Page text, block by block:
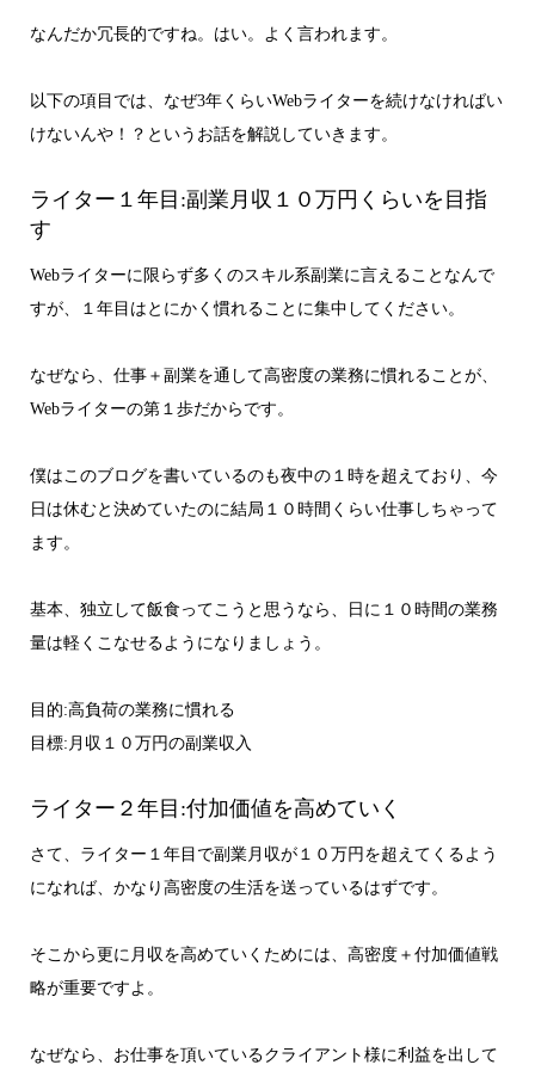
なんだか冗長的ですね。はい。よく言われます。
以下の項目では、なぜ3年くらいWebライターを続けなければい
けないんや！？というお話を解説していきます。
ライター１年目:副業月収１０万円くらいを目指
す
Webライターに限らず多くのスキル系副業に言えることなんで
すが、１年目はとにかく慣れることに集中してください。
なぜなら、仕事＋副業を通して高密度の業務に慣れることが、
Webライターの第１歩だからです。
僕はこのブログを書いているのも夜中の１時を超えており、今
日は休むと決めていたのに結局１０時間くらい仕事しちゃって
ます。
基本、独立して飯食ってこうと思うなら、日に１０時間の業務
量は軽くこなせるようになりましょう。
目的:高負荷の業務に慣れる
目標:月収１０万円の副業収入
ライター２年目:付加価値を高めていく
さて、ライター１年目で副業月収が１０万円を超えてくるよう
になれば、かなり高密度の生活を送っているはずです。
そこから更に月収を高めていくためには、高密度＋付加価値戦
略が重要ですよ。
なぜなら、お仕事を頂いているクライアント様に利益を出して